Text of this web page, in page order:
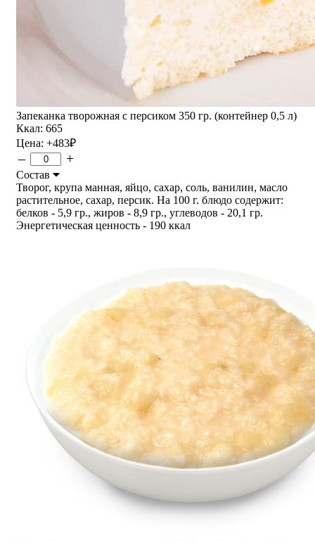
Запеканка творожная с персиком 350 гр. (контейнер 0,5 л)
Ккал: 665
Цена: +483₽
– +
Состав
Творог, крупа манная, яйцо, сахар, соль, ванилин, масло
растительное, сахар, персик. На 100 г. блюдо содержит:
белков - 5,9 гр., жиров - 8,9 гр., углеводов - 20,1 гр.
Энергетическая ценность - 190 ккал